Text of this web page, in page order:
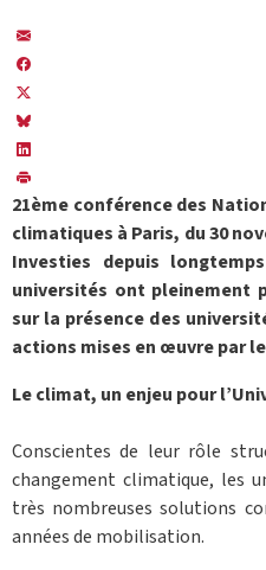
21ème conférence des
climatiques à Paris, du 30
Investies depuis
universités ont pleinement
sur la présence des
actions mises en œuvre par
Le climat, un enjeu pour
Conscientes de leur rôle
changement climatique, les
très nombreuses solutions
années de mobilisation.